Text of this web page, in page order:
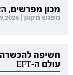
מכון מפרשים,
מפגש מקוון | 07.09.2026 | יום שני | 20:00-21:30
חשיפה להכשרה
עולם ה-EFT